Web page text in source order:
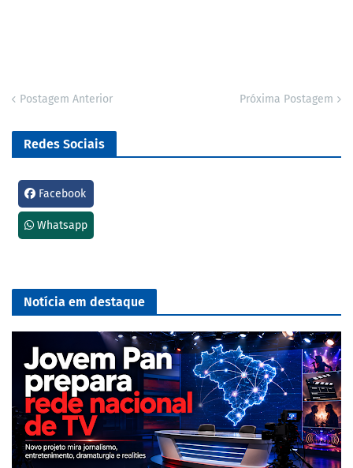
Postagem Anterior Próxima Postagem
Redes Sociais
Facebook
Whatsapp
Notícia em destaque